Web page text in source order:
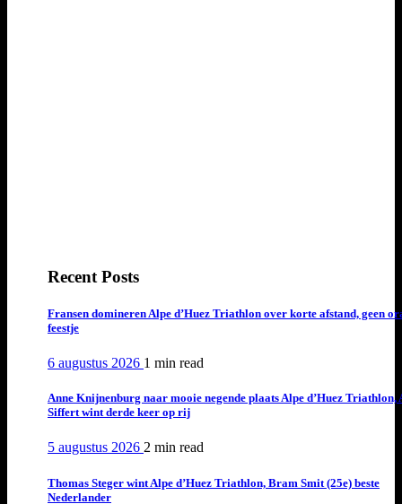
Recent Posts
Fransen domineren Alpe d’Huez Triathlon over korte afstand, geen
feestje
6 augustus 2026 1 min read
Anne Knijnenburg naar mooie negende plaats Alpe d’Huez Triathlon,
Siffert wint derde keer op rij
5 augustus 2026 2 min read
Thomas Steger wint Alpe d’Huez Triathlon, Bram Smit (25e) beste
Nederlander